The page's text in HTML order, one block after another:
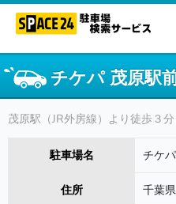
チケパ 茂原駅
茂原駅（JR外房線）より徒歩３分
駐車場名 チケ
住所 千葉